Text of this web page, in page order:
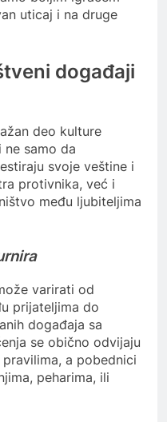
uticaj i na druge
događaji
deo kulture
ne samo da
svoje veštine i
protivnika, već i
među ljubiteljima
varirati od
prijateljima do
događaja sa
se obično odvijaju
a pobednici
peharima, ili